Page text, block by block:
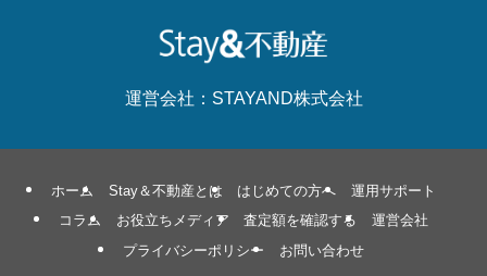
運営会社：STAYAND株式会社
ホーム Stay＆不動産とは はじめての方へ
運用サポート
コラム
お役立ちメディア 査定額を確認する
運営会社
プライバシーポリシー
お問い合わせ